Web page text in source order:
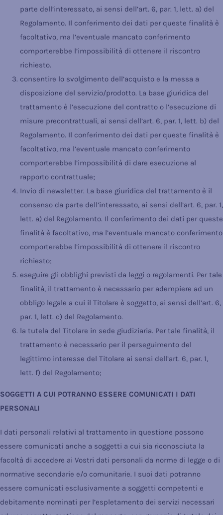
parte dell’interessato, ai sensi dell’art. 6, par. 1, lett. a) del
Regolamento. Il conferimento dei dati per queste finalità è
facoltativo, ma l’eventuale mancato conferimento
comporterebbe l’impossibilità di ottenere il riscontro
richiesto.
consentire lo svolgimento dell’acquisto e la messa a
disposizione del servizio/prodotto. La base giuridica del
trattamento è l’esecuzione del contratto o l’esecuzione di
misure precontrattuali, ai sensi dell’art. 6, par. 1, lett. b) del
Regolamento. Il conferimento dei dati per queste finalità è
facoltativo, ma l’eventuale mancato conferimento
comporterebbe l’impossibilità di dare esecuzione al
rapporto contrattuale;
Invio di newsletter. La base giuridica del trattamento è il
consenso da parte dell’interessato, ai sensi dell’art. 6, par. 1,
lett. a) del Regolamento. Il conferimento dei dati per queste
finalità è facoltativo, ma l’eventuale mancato conferimento
comporterebbe l’impossibilità di ottenere il riscontro
richiesto;
eseguire gli obblighi previsti da leggi o regolamenti. Per tale
finalità, il trattamento è necessario per adempiere ad un
obbligo legale a cui il Titolare è soggetto, ai sensi dell’art. 6,
par. 1, lett. c) del Regolamento.
la tutela del Titolare in sede giudiziaria. Per tale finalità, il
trattamento è necessario per il perseguimento del
legittimo interesse del Titolare ai sensi dell’art. 6, par. 1,
lett. f) del Regolamento;
SOGGETTI A CUI POTRANNO ESSERE COMUNICATI I DATI
PERSONALI
I dati personali relativi al trattamento in questione possono
essere comunicati anche a soggetti a cui sia riconosciuta la
facoltà di accedere ai Vostri dati personali da norme di legge o di
normative secondarie e/o comunitarie. I suoi dati potranno
essere comunicati esclusivamente a soggetti competenti e
debitamente nominati per l’espletamento dei servizi necessari